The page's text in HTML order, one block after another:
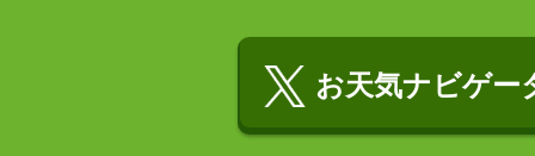
お天気ナビゲー